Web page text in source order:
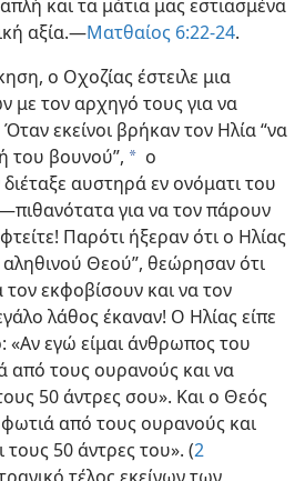
και τα μάτια μας εστιασμένα
αξία.—Ματθαίος 6:22-24.
ο Οχοζίας έστειλε μια
με τον αρχηγό τους για να
εκείνοι βρήκαν τον Ηλία “να
του βουνού”, a ο
αυστηρά εν ονόματι του
για να τον πάρουν
Παρότι ήξεραν ότι ο Ηλίας
Θεού”, θεώρησαν ότι
τον εκφοβίσουν και να τον
λάθος έκαναν! Ο Ηλίας είπε
«Αν εγώ είμαι άνθρωπος του
από τους ουρανούς και να
50 άντρες σου». Και ο Θεός
από τους ουρανούς και
τους 50 άντρες του». (2